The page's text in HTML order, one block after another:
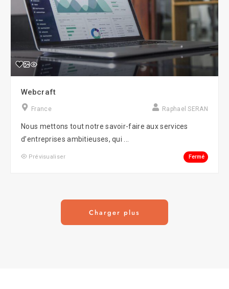
Webcraft
France Raphael SERAN
Nous mettons tout notre savoir-faire aux services
d’entreprises ambitieuses, qui ...
Prévisualiser Fermé
Charger plus